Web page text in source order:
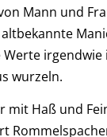
Mann und
irgendwie
wurzeln.
mit Haß und